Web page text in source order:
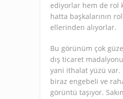
ediyorlar hem de rol
hatta başkalarının
ellerinden alıyorlar.
Bu görünüm çok
dış ticaret
yani ithalat yüzü var.
biraz engebeli ve
görüntü taşıyor.